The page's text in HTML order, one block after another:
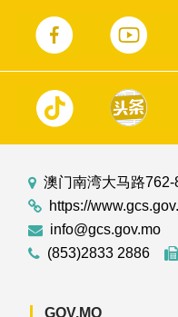
澳门南湾大马路
https://
info@gcs.gov.mo
(853)2833 2886
GOV.MO